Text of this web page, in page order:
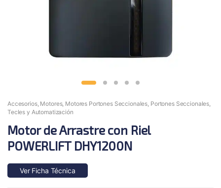
Accesorios, Motores, Motores Portones Seccionales, Portones Seccionales,
Tecles y Automatización
Motor de Arrastre con Riel
POWERLIFT DHY1200N
Ver Ficha Técnica